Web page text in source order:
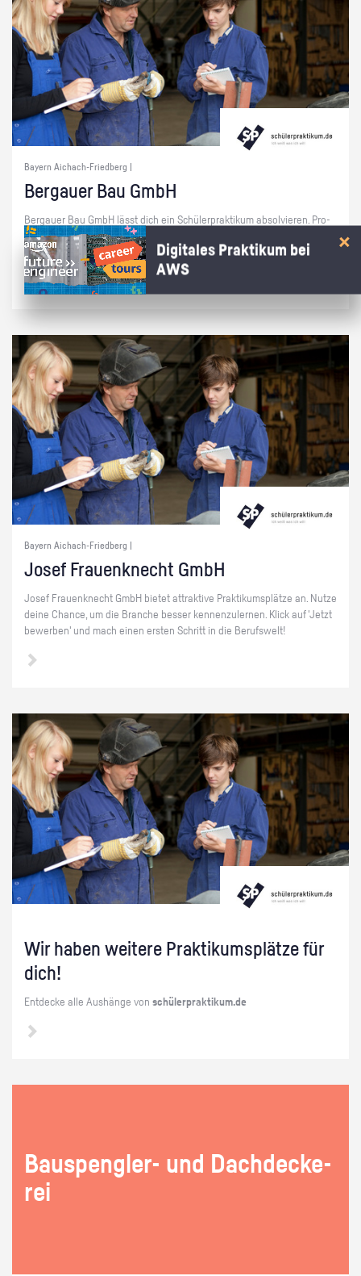
Bayern Aichach-Friedberg |
Ber­g­au­er Bau GmbH
Ber­g­au­er Bau GmbH lässt dich ein Schü­ler­prak­ti­kum ab­sol­vie­ren. Pro­
bie­re dich aus und ent­de­cke deine Fä­hig­kei­ten. Wei­te­re In­for­ma­tio­nen
be­kommst du mit einem Klick auf 'Jetzt be­wer­ben'!
Bayern Aichach-Friedberg |
Josef Frau­enk­necht GmbH
Josef Frau­enk­necht GmbH bie­tet at­trak­ti­ve Prak­ti­kums­plät­ze an. Nutze
deine Chan­ce, um die Bran­che bes­ser ken­nen­zu­ler­nen. Klick auf 'Jetzt
be­wer­ben' und mach einen ers­ten Schritt in die Be­rufs­welt!
Wir haben wei­te­re Prak­ti­kums­plät­ze für
dich!
Ent­de­cke alle Aus­hän­ge von schü­ler­prak­ti­kum.de
Bau­s­peng­ler- und Dach­de­cke­
rei
Digitales Praktikum bei
AWS